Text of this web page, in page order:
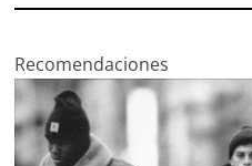
Recomendaciones